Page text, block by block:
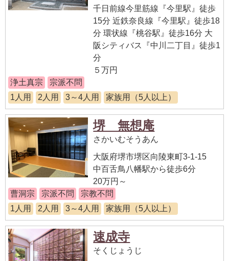
千日前線今里筋線『今里駅』徒歩
15分 近鉄奈良線『今里駅』徒歩18
分 環状線『桃谷駅』徒歩16分 大
阪シティバス『中川二丁目』徒歩1
分
５万円
浄土真宗
宗派不問
1人用
2人用 3～4人用 家族用（5人以上）
堺 無想庵
さかいむそうあん
大阪府堺市堺区向陵東町3-1-15
中百舌鳥八幡駅から徒歩6分
20万円～
曹洞宗
宗派不問
宗教不問
1人用
2人用 3～4人用 家族用（5人以上）
速成寺
そくじょうじ